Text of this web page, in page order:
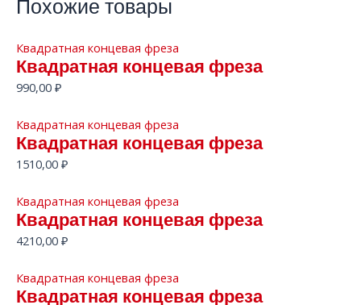
Похожие товары
Квадратная концевая фреза
Квадратная концевая фреза
990,00 ₽
Квадратная концевая фреза
Квадратная концевая фреза
1510,00 ₽
Квадратная концевая фреза
Квадратная концевая фреза
4210,00 ₽
Квадратная концевая фреза
Квадратная концевая фреза